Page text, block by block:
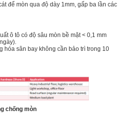
để mòn qua độ dày 1mm, gấp ba lần các
ô tô có độ sâu mòn bề mặt < 0,1 mm
hóa sân bay không cần bảo trì trong 10
chống mòn